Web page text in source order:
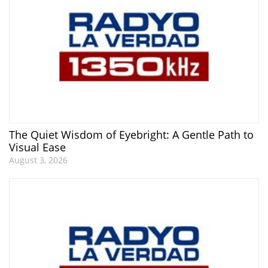
The Quiet Wisdom of Eyebright: A Gentle Path to
Visual Ease
August 3, 2026